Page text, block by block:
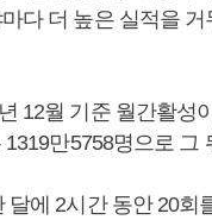
다 더 높은 실적을
12월 기준 월간활성
만5758명으로 그
에 2시간 동안 20회